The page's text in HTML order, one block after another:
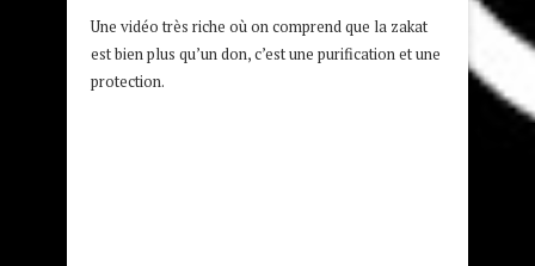
Une vidéo très riche où on comprend que la zakat
est bien plus qu’un don, c’est une purification et une
protection.